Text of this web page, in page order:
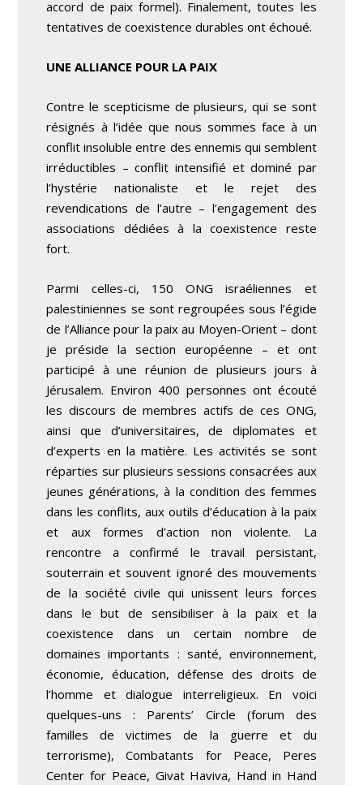
accord de paix formel). Finalement, toutes les
tentatives de coexistence durables ont échoué.
UNE ALLIANCE POUR LA PAIX
Contre le scepticisme de plusieurs, qui se sont
résignés à l’idée que nous sommes face à un
conflit insoluble entre des ennemis qui semblent
irréductibles – conflit intensifié et dominé par
l’hystérie nationaliste et le rejet des
revendications de l’autre – l’engagement des
associations dédiées à la coexistence reste
fort.
Parmi celles-ci, 150 ONG israéliennes et
palestiniennes se sont regroupées sous l’égide
de l’Alliance pour la paix au Moyen-Orient – dont
je préside la section européenne – et ont
participé à une réunion de plusieurs jours à
Jérusalem. Environ 400 personnes ont écouté
les discours de membres actifs de ces ONG,
ainsi que d’universitaires, de diplomates et
d’experts en la matière. Les activités se sont
réparties sur plusieurs sessions consacrées aux
jeunes générations, à la condition des femmes
dans les conflits, aux outils d’éducation à la paix
et aux formes d’action non violente. La
rencontre a confirmé le travail persistant,
souterrain et souvent ignoré des mouvements
de la société civile qui unissent leurs forces
dans le but de sensibiliser à la paix et la
coexistence dans un certain nombre de
domaines importants : santé, environnement,
économie, éducation, défense des droits de
l’homme et dialogue interreligieux. En voici
quelques-uns : Parents’ Circle (forum des
familles de victimes de la guerre et du
terrorisme), Combatants for Peace, Peres
Center for Peace, Givat Haviva, Hand in Hand